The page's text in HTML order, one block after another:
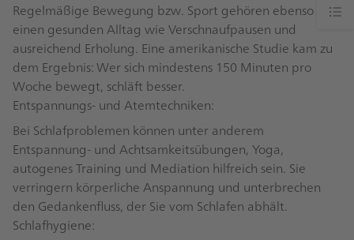
Regelmäßige Bewegung bzw. Sport gehören ebenso in
einen gesunden Alltag wie Verschnaufpausen und
ausreichend Erholung. Eine amerikanische Studie kam zu
dem Ergebnis: Wer sich mindestens 150 Minuten pro
Woche bewegt, schläft besser.
Entspannungs- und Atemtechniken:
Bei Schlafproblemen können unter anderem
Entspannung- und Achtsamkeitsübungen, Yoga,
autogenes Training und Mediation hilfreich sein. Sie
verringern körperliche Anspannung und unterbrechen
den Gedankenfluss, der Sie vom Schlafen abhält.
Schlafhygiene: